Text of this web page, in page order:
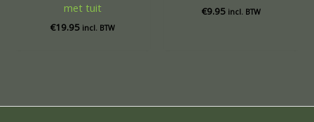
met tuit
€19.95 incl. BTW
€9.95 incl. BTW